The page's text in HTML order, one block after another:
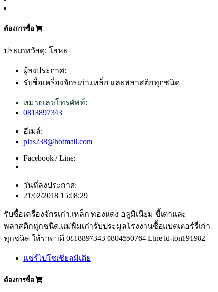
ต้องการซื้อ
ประเภทวัสดุ: โลหะ
ผู้ลงประกาศ:
รับซื้อเครื่องจักรเก่า.เหล็ก และพลาสติกทุกชนิด
หมายเลขโทรศัพท์:
0818897343
อีเมล์:
plas238@hotmail.com
Facebook / Line:
วันที่ลงประกาศ:
21/02/2018 15:08:29
รับซื้อเครื่องจักรเก่า.เหล็ก ทองแดง อลูมิเนียม ขี้เตาและ
พลาสติกทุกชนิด.แม่พิมเก่ารับประมูลโรงงานซื้อแบตเตอร์รี่เก่า
ทุกชนิด ให้ราคาดี 0818897343 0804550764 Line id-ton191982
แชร์ไปโซเชียลมีเดีย
ต้องการซื้อ